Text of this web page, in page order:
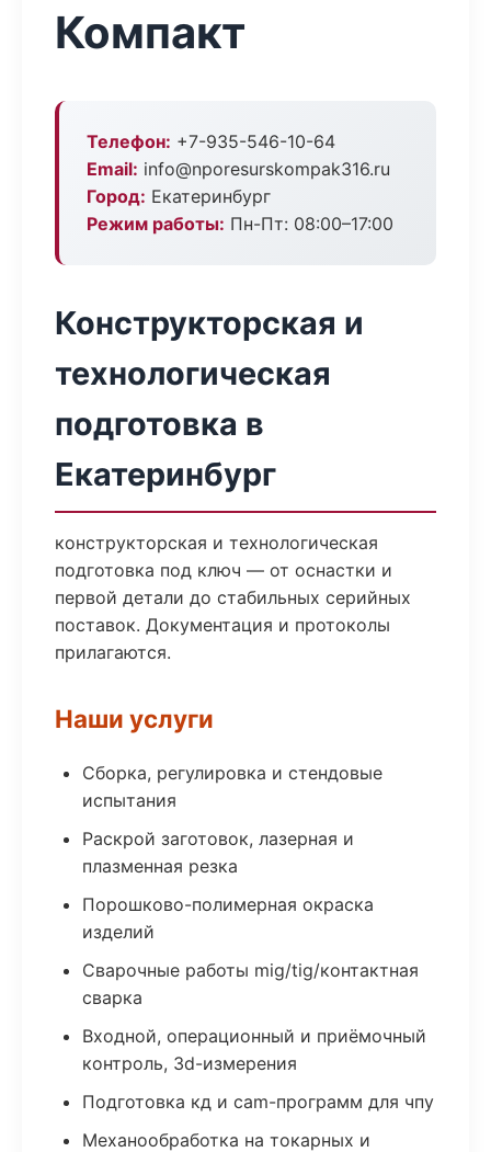
Компакт
Телефон: +7-935-546-10-64
Email: info@nporesurskompak316.ru
Город: Екатеринбург
Режим работы: Пн-Пт: 08:00–17:00
Конструкторская и
технологическая
подготовка в
Екатеринбург
конструкторская и технологическая
подготовка под ключ — от оснастки и
первой детали до стабильных серийных
поставок. Документация и протоколы
прилагаются.
Наши услуги
Сборка, регулировка и стендовые
испытания
Раскрой заготовок, лазерная и
плазменная резка
Порошково-полимерная окраска
изделий
Сварочные работы mig/tig/контактная
сварка
Входной, операционный и приёмочный
контроль, 3d-измерения
Подготовка кд и cam-программ для чпу
Механообработка на токарных и